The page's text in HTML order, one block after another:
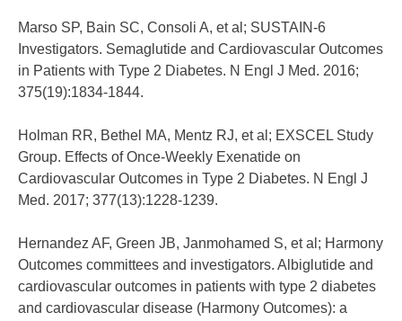
Marso SP, Bain SC, Consoli A, et al; SUSTAIN-6
Investigators. Semaglutide and Cardiovascular Outcomes
in Patients with Type 2 Diabetes. N Engl J Med. 2016;
375(19):1834-1844.
Holman RR, Bethel MA, Mentz RJ, et al; EXSCEL Study
Group. Effects of Once-Weekly Exenatide on
Cardiovascular Outcomes in Type 2 Diabetes. N Engl J
Med. 2017; 377(13):1228-1239.
Hernandez AF, Green JB, Janmohamed S, et al; Harmony
Outcomes committees and investigators. Albiglutide and
cardiovascular outcomes in patients with type 2 diabetes
and cardiovascular disease (Harmony Outcomes): a